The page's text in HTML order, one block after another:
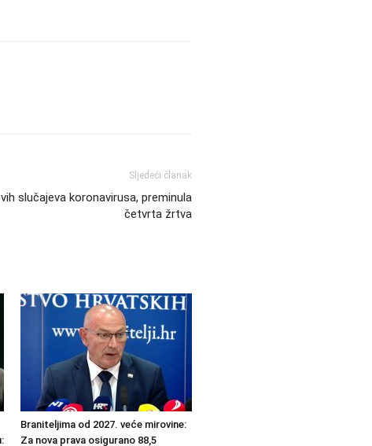
Sljedeći članak
slučajeva koronavirusa, preminula
četvrta žrtva
Braniteljima od 2027. veće mirovine:
Za nova prava osigurano 88,5